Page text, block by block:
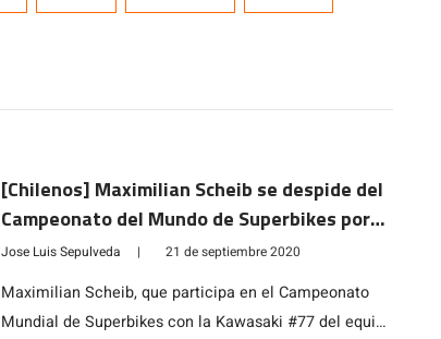
[Chilenos] Maximilian Scheib se despide del
Campeonato del Mundo de Superbikes por
lesión
Jose Luis Sepulveda | 21 de septiembre 2020
Maximilian Scheib, que participa en el Campeonato
Mundial de Superbikes con la Kawasaki #77 del equipo